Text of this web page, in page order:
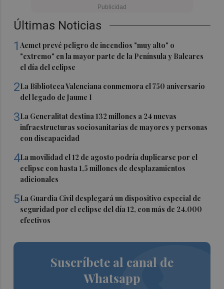
Últimas Noticias
1Aemet prevé peligro de incendios "muy alto" o
"extremo" en la mayor parte de la Península y Baleares
el día del eclipse
2La Biblioteca Valenciana conmemora el 750 aniversario
del legado de Jaume I
3La Generalitat destina 132 millones a 24 nuevas
infraestructuras sociosanitarias de mayores y personas
con discapacidad
4La movilidad el 12 de agosto podría duplicarse por el
eclipse con hasta 1,5 millones de desplazamientos
adicionales
5La Guardia Civil desplegará un dispositivo especial de
seguridad por el eclipse del día 12, con más de 24.000
efectivos
Suscríbete al canal de
Whatsapp